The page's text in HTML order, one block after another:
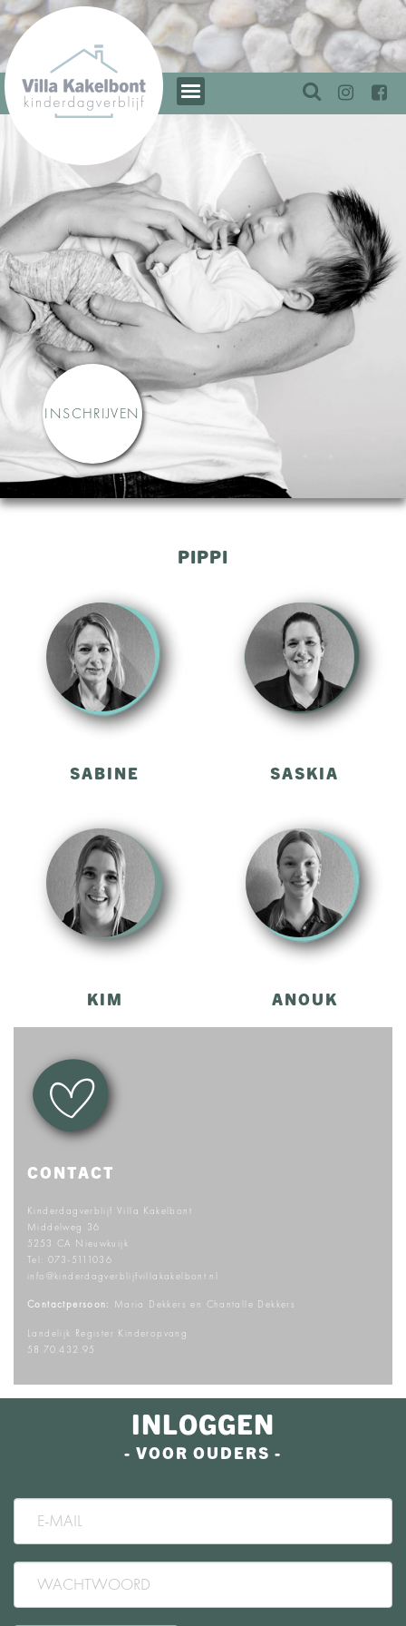
INSCHRIJVEN
PIPPI
SABINE SASKIA
KIM ANOUK
CONTACT
Kinderdagverblijf Villa Kakelbont
Middelweg 36
5253 CA Nieuwkuijk
Tel: 073-5111036
info@kinderdagverblijfvillakakelbont.nl
Contactpersoon: Maria Dekkers en Chantalle Dekkers
Landelijk Register Kinderopvang
58.70.432.95
INLOGGEN
- VOOR OUDERS -